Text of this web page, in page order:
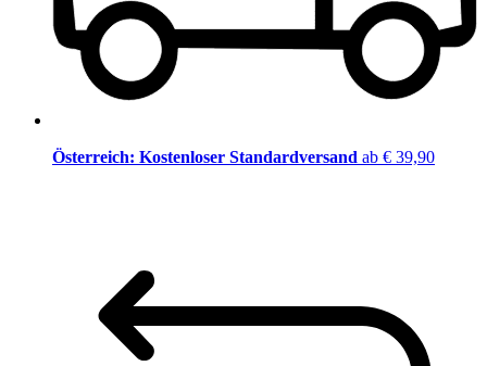
Österreich: Kostenloser Standardversand ab € 39,90